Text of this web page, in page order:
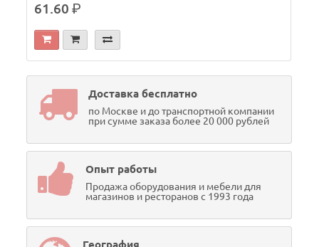
61.60р.
Доставка бесплатно
по Москве и до транспортной компании
при сумме заказа более 20 000 рублей
Опыт работы
Продажа оборудования и мебели для
магазинов и ресторанов с 1993 года
География